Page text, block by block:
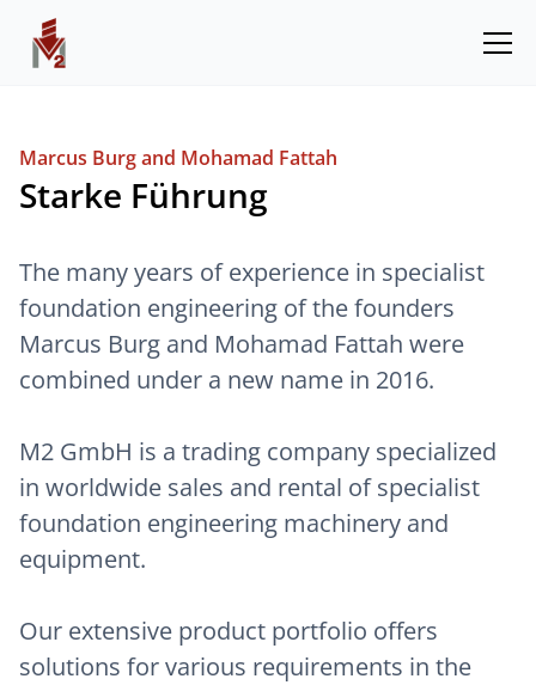
Marcus Burg and Mohamad Fattah
Starke Führung
The many years of experience in specialist
foundation engineering of the founders
Marcus Burg and Mohamad Fattah were
combined under a new name in 2016.
M2 GmbH is a trading company specialized
in worldwide sales and rental of specialist
foundation engineering machinery and
equipment.
Our extensive product portfolio offers
solutions for various requirements in the